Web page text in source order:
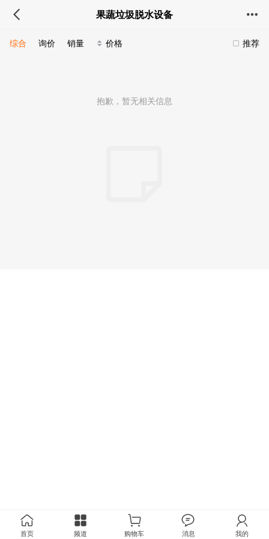
果蔬垃圾脱水设备
推荐
综合 询价 销量 价格
抱歉，暂无相关信息
首页 频道 购物车 消息 我的